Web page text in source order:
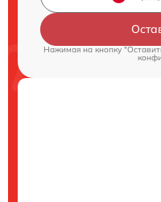
Нажимая на кнопку